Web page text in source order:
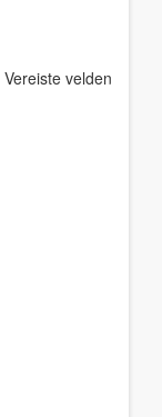
Vereiste velden